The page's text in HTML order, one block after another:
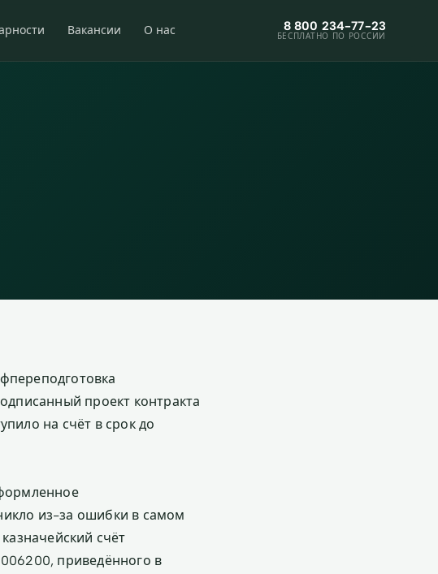
Вакансии О нас 8 800 234-77-23
БЕСПЛАТНО ПО РОССИИ
проект контракта
на счёт в срок до
из-за ошибки в самом
счёт
приведённого в